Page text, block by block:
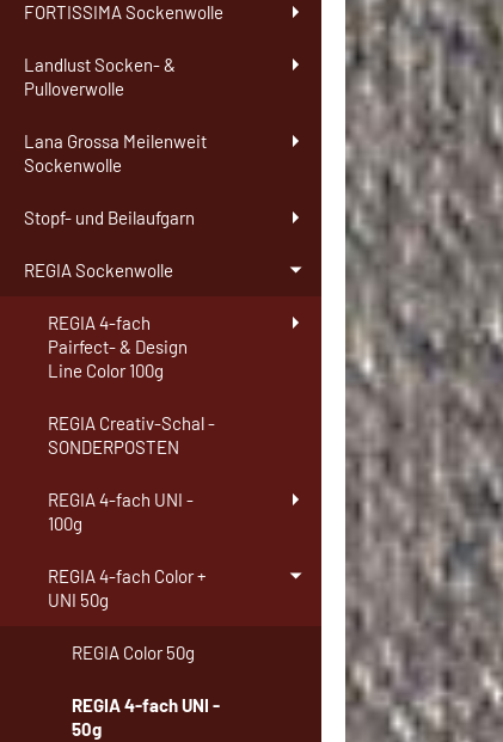
FORTISSIMA Sockenwolle
Landlust Socken- &
Pulloverwolle
Lana Grossa Meilenweit
Sockenwolle
Stopf- und Beilaufgarn
REGIA Sockenwolle
REGIA 4-fach
Pairfect- & Design
Line Color 100g
REGIA Creativ-Schal -
SONDERPOSTEN
REGIA 4-fach UNI -
100g
REGIA 4-fach Color +
UNI 50g
REGIA Color 50g
REGIA 4-fach UNI -
50g